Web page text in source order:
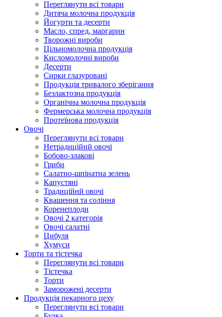
Переглянути всі товари
Дитяча молочна продукція
Йогурти та десерти
Масло, спред, маргарин
Творожні вироби
Цільномолочна продукція
Кисломолочні вироби
Десерти
Сирки глазуровані
Продукція тривалого зберігання
Безлактозна продукція
Органічна молочна продукція
Фермерська молочна продукція
Протеїнова продукція
Овочі
Переглянути всі товари
Нетрадиційнй овочі
Бобово-злакові
Гриби
Салатно-шпінатна зелень
Капустяні
Традиційнй овочі
Квашення та соління
Корeнеплоди
Овочі 2 категорія
Овочі салатні
Цибуля
Хумуси
Торти та тістечка
Переглянути всі товари
Тістечка
Торти
Заморожені десерти
Продукцiя пекарного цеху
Переглянути всі товари